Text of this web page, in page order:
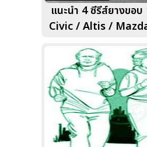
แนะนำ 4 ซีรีส์ยางขอ
Civic / Altis /